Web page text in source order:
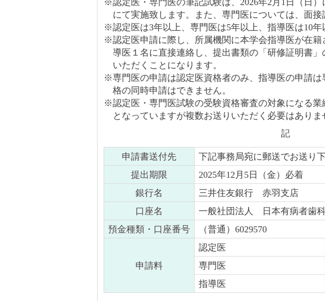
※認定医・専門医の筆記試験は、 2026年2月1日（日）
にて実施致します。また、専門医については、面接
※認定医は3年以上、専門医は5年以上、指導医は10年
※認定医申請に際し、所属機関に本学会指導医が在
導医１名に直接連絡し、提出書類の「研修証明書
いただくことになります。
※専門医の申請は認定医資格者のみ、指導医の申請
格の同時申請はできません。
※認定医・専門医試験の受験資格審査の対象になる
となっていますが複数お送りいただく必要はありま
記
申請書送付先
下記事務局宛に郵送でお送り下
提出期限
2025年12月5日（金）必着
銀行名
三井住友銀行 赤羽支店
口座名
一般社団法人 日本有病者歯
預金種類・口座番号
（普通）6029570
申請料
認定医
専門医
指導医